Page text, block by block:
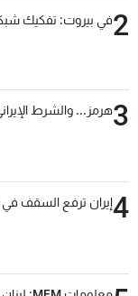
2في بيروت: تفكيك
3هرمز... والشرط
4إيران ترفع السقف